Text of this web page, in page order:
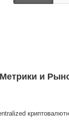
и